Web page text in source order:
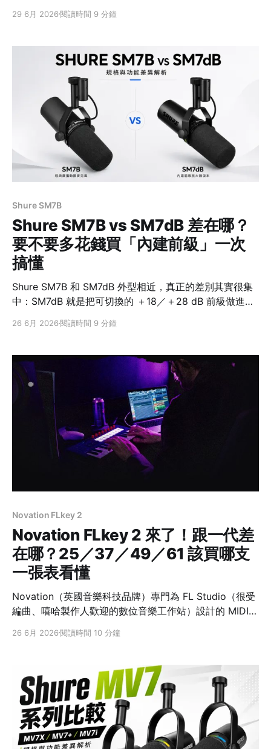
些功能，兩台其實都有。 真正要看的是你想接什麼：
註3，可以邊彈邊唱；E2 Gen 2 則是兩個 XLR 輸入，專
門給兩支麥克風、做雙人對談。想清楚這點，答案就出來
AME2（原版 E2）E2 Gen 2 麥克風輸入XLR ×1 ＋ 3.
29 6月 2026閱讀時間 9 分鐘
Shure SM7B
Shure SM7B vs SM7dB 差在哪？
要不要多花錢買「內建前級」一次
搞懂
Shure SM7B 和 SM7dB 外型相近，真正的差別其實很集
中：SM7dB 就是把可切換的 ＋18／＋28 dB 前級做進
再接一顆 inline 增益器註1的麻煩，不是把聲音升級成另一
動 SM7B，或手上已有像 Cloudlifter、FetHead 這類常
見的 inline 增益器，選 SM7B 就夠；不確定介面增益夠不
夠，或只想用一條 XLR 線完成連接，SM7dB 會省事許
SM7BSM7dB 核心差異純被動動圈麥克風內建可切換主動
前級 內建增益無＋18／＋28 dB 可切回被動模式？本來就
是被動可以，
26 6月 2026閱讀時間 9 分鐘
Novation FLkey 2
Novation FLkey 2 來了！跟一代差
在哪？25／37／49／61 該買哪支
一張表看懂
Novation（英國音樂科技品牌）專門為 FL Studio（很受
編曲、嘻哈製作人歡迎的數位音樂工作站）設計的 MIDI
人搞混的點：FLkey 是給 FL Studio 用的，不是 Ableton
列，買之前別搞錯陣營。 這篇用一張表幫你快速搞懂：二
代跟一代差在哪、值不值得換，最後在 25／37／49／61
四個鍵數之間幫你挑。 先給結論：二代最有感的三件事
一代 FLkey二代 FLkey 2 螢幕Mini 25 無；37／49／61
26 6月 2026閱讀時間 10 分鐘